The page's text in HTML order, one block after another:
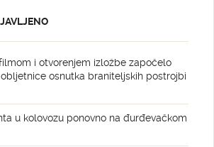
i otvorenjem izložbe započelo
osnutka braniteljskih postrojbi
u kolovozu ponovno na đurđevačkom